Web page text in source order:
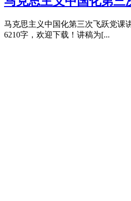
马克思主义中国化第三次飞跃党课
6210字，欢迎下载！讲稿为[...